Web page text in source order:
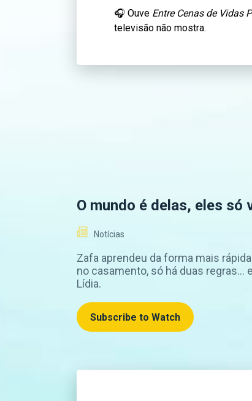
🎧 Ouve Entre Cenas de Vidas
televisão não mostra.
O mundo é delas, eles só
Notícias
Zafa aprendeu da forma mais
no casamento, só há duas regras…
Lídia.
Subscribe to Watch